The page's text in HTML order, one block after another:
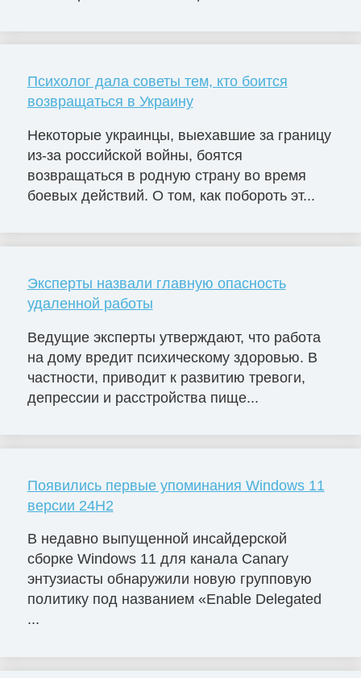
Психолог дала советы тем, кто боится
возвращаться в Украину
Некоторые украинцы, выехавшие за границу
из-за российской войны, боятся
возвращаться в родную страну во время
боевых действий. О том, как побороть эт...
Эксперты назвали главную опасность
удаленной работы
Ведущие эксперты утверждают, что работа
на дому вредит психическому здоровью. В
частности, приводит к развитию тревоги,
депрессии и расстройства пище...
Появились первые упоминания Windows 11
версии 24H2
В недавно выпущенной инсайдерской
сборке Windows 11 для канала Canary
энтузиасты обнаружили новую групповую
политику под названием «Enable Delegated
...